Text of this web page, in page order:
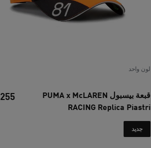
لون واحد
قبعة بيسبول PUMA x McLAREN
RACING Replica Piastri
255
جديد